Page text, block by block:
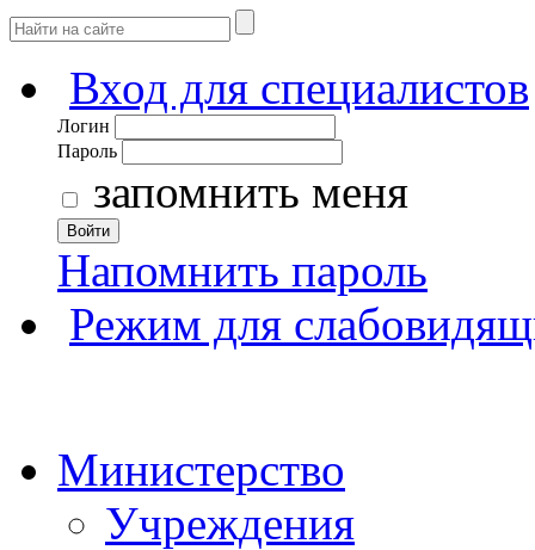
Вход для специалистов
Логин
Пароль
запомнить меня
Войти
Напомнить пароль
Режим для
Министерство
Учреждения